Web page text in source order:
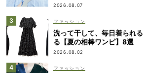
2026.08.07
ファッション
洗って干して、毎日着られ
る【夏の相棒ワンピ】8選
2026.08.02
ファッション